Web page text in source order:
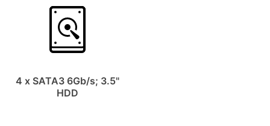
4 x SATA3 6Gb/s; 3.5"
HDD